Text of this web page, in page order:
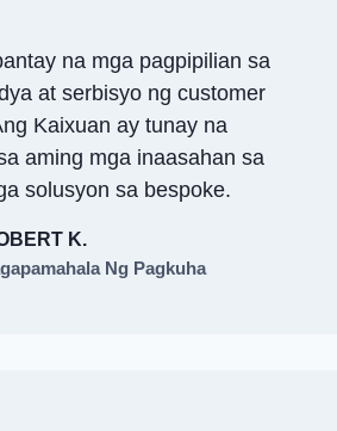
na mga pagpipilian sa
at serbisyo ng customer
Kaixuan ay tunay na
aming mga inaasahan sa
solusyon sa bespoke.
K.
Ng Pagkuha